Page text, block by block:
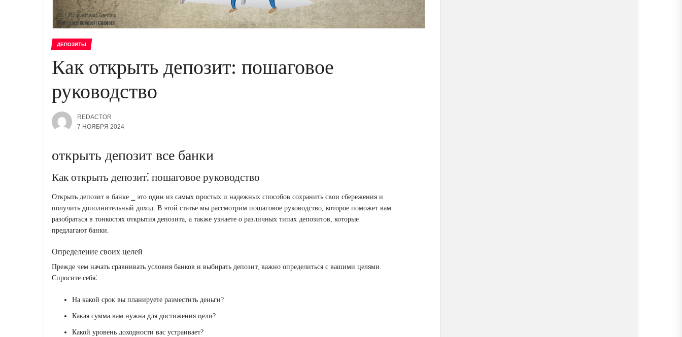
ДЕПОЗИТЫ
Как открыть депозит: пошаговое
руководство
REDACTOR
7 НОЯБРЯ 2024
открыть депозит все банки
Как открыть депозит⁚ пошаговое руководство
Открыть депозит в банке ⎯ это один из самых простых и надежных способов сохранить свои сбережения и
получить дополнительный доход. В этой статье мы рассмотрим пошаговое руководство, которое поможет вам
разобраться в тонкостях открытия депозита, а также узнаете о различных типах депозитов, которые
предлагают банки.
Определение своих целей
Прежде чем начать сравнивать условия банков и выбирать депозит, важно определиться с вашими целями.
Спросите себя⁚
На какой срок вы планируете разместить деньги?
Какая сумма вам нужна для достижения цели?
Какой уровень доходности вас устраивает?